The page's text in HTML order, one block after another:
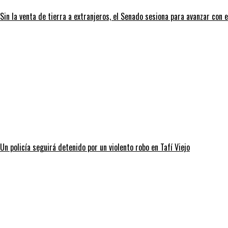
Sin la venta de tierra a extranjeros, el Senado sesiona para avanzar
Un policía seguirá detenido por un violento robo en Tafí Viejo